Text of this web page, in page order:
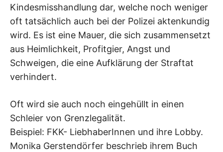
Kindesmisshandlung dar, welche noch weniger
oft tatsächlich auch bei der Polizei aktenkundig
wird. Es ist eine Mauer, die sich zusammensetzt
aus Heimlichkeit, Profitgier, Angst und
Schweigen, die eine Aufklärung der Straftat
verhindert.
Oft wird sie auch noch eingehüllt in einen
Schleier von Grenzlegalität.
Beispiel: FKK- LiebhaberInnen und ihre Lobby.
Monika Gerstendörfer beschrieb ihrem Buch